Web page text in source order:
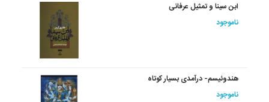
ابن سینا و تمثیل عرفانی
ناموجود
هندوئیسم- درآمدی بسیار کوتاه
ناموجود